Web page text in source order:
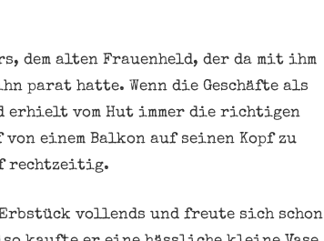
dem alten Frauenheld, der da mit ihm
parat hatte. Wenn die Geschäfte als
vom Hut immer die richtigen
einem Balkon auf seinen Kopf zu
rechtzeitig.
vollends und freute sich schon